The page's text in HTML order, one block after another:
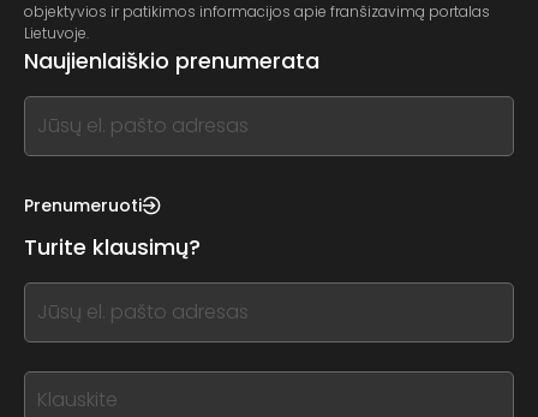
objektyvios ir patikimos informacijos apie franšizavimą portalas
Lietuvoje.
Naujienlaiškio prenumerata
If
you
this,
this
form
field
blank
Prenumeruoti
Turite klausimų?
If
you
this,